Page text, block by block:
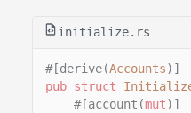
initialize.rs
#[derive(Accounts)]
pub struct
#[account(mut)]